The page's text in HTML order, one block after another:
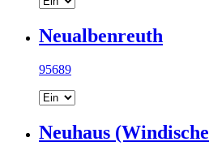
Neualbenreuth
95689
Neuhaus